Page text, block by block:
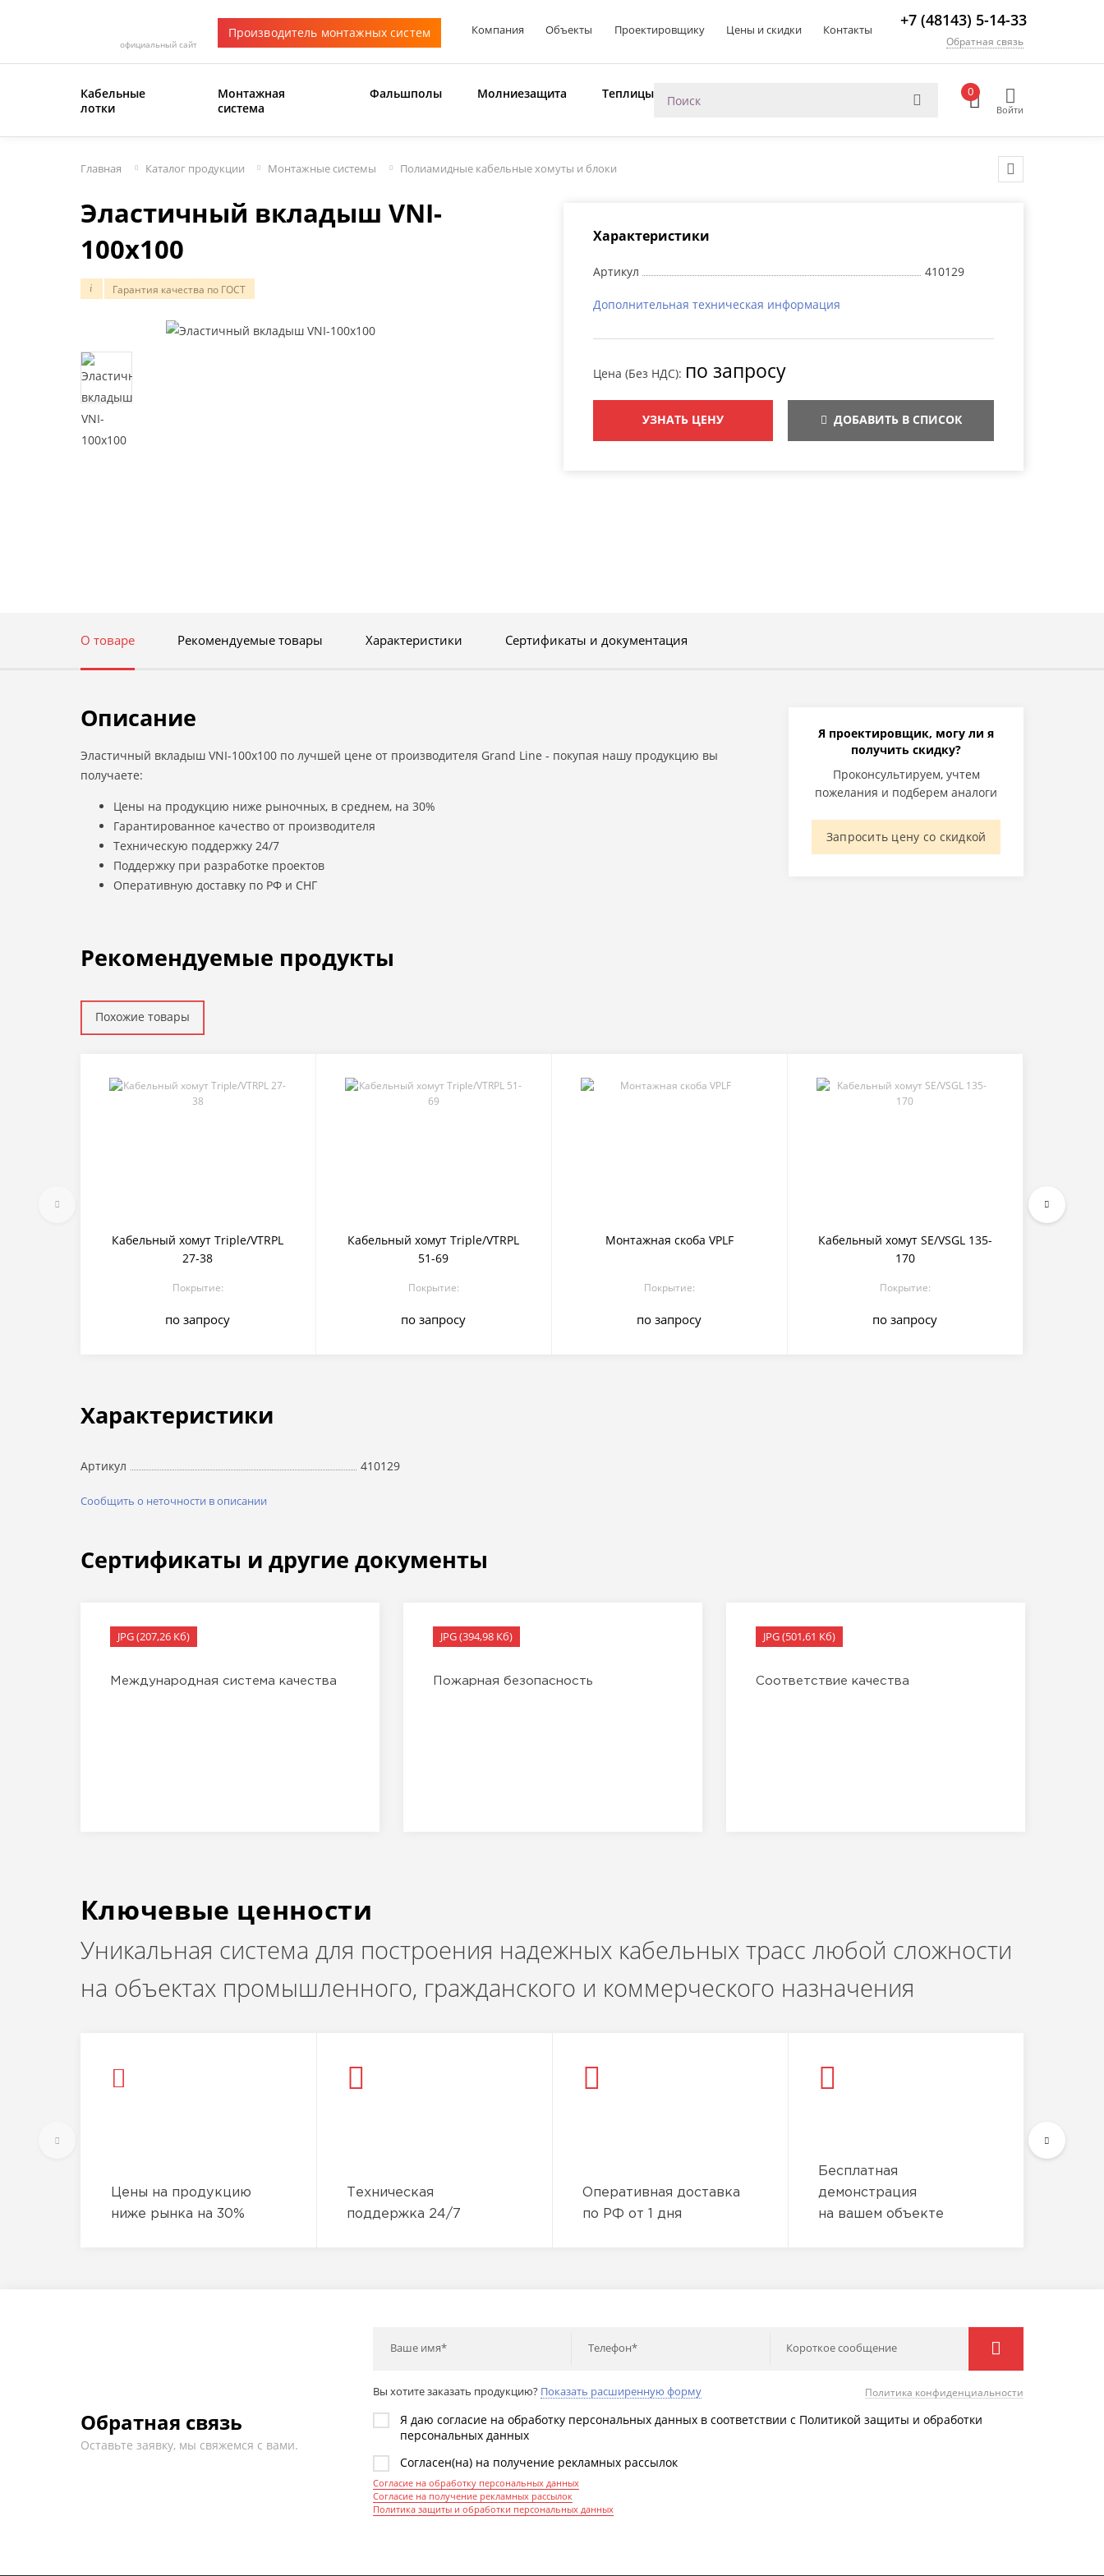
официальный сайт
Производитель монтажных систем Компания Объекты Проектировщику Цены и скидки Контакты
+7 (48143) 5-14-33
Обратная связь
Кабельные
лотки
Монтажная
система
Фальшполы Молниезащита Теплицы 0
Войти
Главная Каталог продукции Монтажные системы Полиамидные кабельные хомуты и блоки
Эластичный вкладыш VNI-
100х100
i Гарантия качества по ГОСТ
Характеристики
Артикул 410129
Дополнительная техническая информация
Цена (Без НДС): по запросу
УЗНАТЬ ЦЕНУ ДОБАВИТЬ В СПИСОК
О товаре Рекомендуемые товары Характеристики Сертификаты и документация
Я проектировщик, могу ли я
получить скидку?
Проконсультируем, учтем
пожелания и подберем аналоги
Запросить цену со скидкой
Описание
Эластичный вкладыш VNI-100х100 по лучшей цене от производителя Grand Line - покупая нашу продукцию вы
получаете:
Цены на продукцию ниже рыночных, в среднем, на 30%
Гарантированное качество от производителя
Техническую поддержку 24/7
Поддержку при разработке проектов
Оперативную доставку по РФ и СНГ
Рекомендуемые продукты
Похожие товары
Кабельный хомут Triple/VTRPL
27-38
Покрытие:
по запросу
Кабельный хомут Triple/VTRPL
51-69
Покрытие:
по запросу
Монтажная скоба VPLF
Покрытие:
по запросу
Кабельный хомут SE/VSGL 135-
170
Покрытие:
по запросу
Характеристики
Артикул 410129
Сообщить о неточности в описании
Сертификаты и другие документы
JPG (207,26 Кб)
Международная система качества
JPG (394,98 Кб)
Пожарная безопасность
JPG (501,61 Кб)
Соответствие качества
Ключевые ценности
Уникальная система для построения надежных кабельных трасс любой сложности
на объектах промышленного, гражданского и коммерческого назначения
Цены на продукцию
ниже рынка на 30%
Техническая
поддержка 24/7
Оперативная доставка
по РФ от 1 дня
Бесплатная
демонстрация
на вашем объекте
Обратная связь
Оставьте заявку, мы свяжемся с вами.
Ваше имя* Телефон* Короткое сообщение
Вы хотите заказать продукцию? Показать расширенную форму Политика конфиденциальности
Я даю согласие на обработку персональных данных в соответствии с Политикой защиты и обработки
персональных данных
Согласен(на) на получение рекламных рассылок
Согласие на обработку персональных данных
Согласие на получение рекламных рассылок
Политика защиты и обработки персональных данных